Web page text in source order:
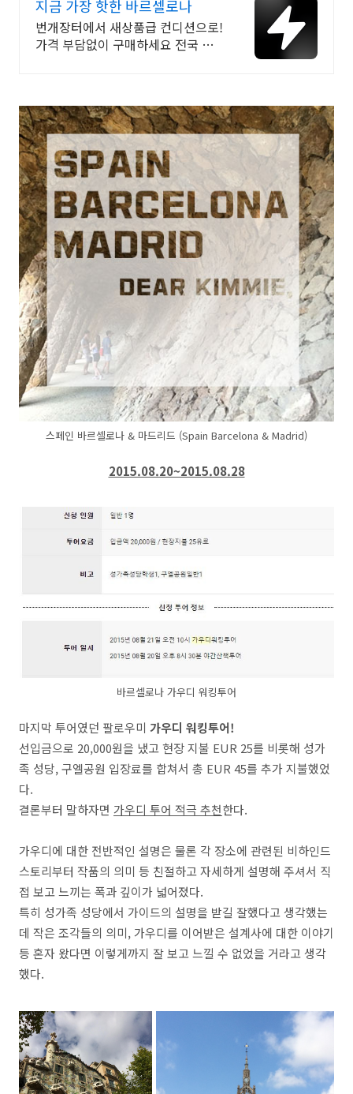
지금 가장 핫한 바르셀로나
번개장터에서 새상품급 컨디션으로!
가격 부담없이 구매하세요 전국 각
스페인 바르셀로나 & 마드리드 (Spain Barcelona & Madrid)
2015.08.20~2015.08.28
바르셀로나 가우디 워킹투어
마지막 투어였던 팔로우미 가우디 워킹투어!
선입금으로 20,000원을 냈고 현장 지불 EUR 25를 비롯해 성가
족 성당, 구엘공원 입장료를 합쳐서 총 EUR 45를 추가 지불했었
다.
결론부터 말하자면 가우디 투어 적극 추천한다.
가우디에 대한 전반적인 설명은 물론 각 장소에 관련된 비하인드
스토리부터 작품의 의미 등 친절하고 자세하게 설명해 주셔서 직
접 보고 느끼는 폭과 깊이가 넓어졌다.
특히 성가족 성당에서 가이드의 설명을 받길 잘했다고 생각했는
데 작은 조각들의 의미, 가우디를 이어받은 설계사에 대한 이야기
등 혼자 왔다면 이렇게까지 잘 보고 느낄 수 없었을 거라고 생각
했다.